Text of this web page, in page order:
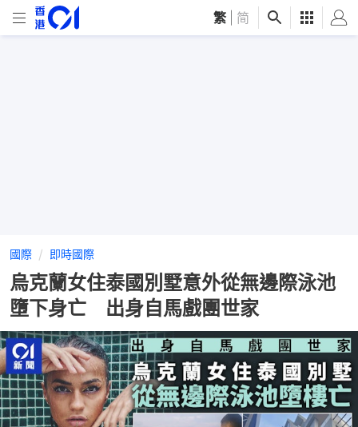
繁 简
國際 即時國際
烏克蘭女住泰國別墅意外從無邊際泳池
墮下身亡 出身自馬戲團世家